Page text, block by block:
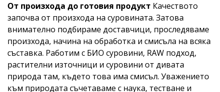
От произхода до готовия продукт Качеството
започва от произхода на суровината. Затова
внимателно подбираме доставчици, проследяваме
произхода, начина на обработка и смисъла на всяка
съставка. Работим с БИО суровини, RAW подход,
растителни източници и суровини от дивата
природа там, където това има смисъл. Уважението
към природата съчетаваме с наука, тестване и